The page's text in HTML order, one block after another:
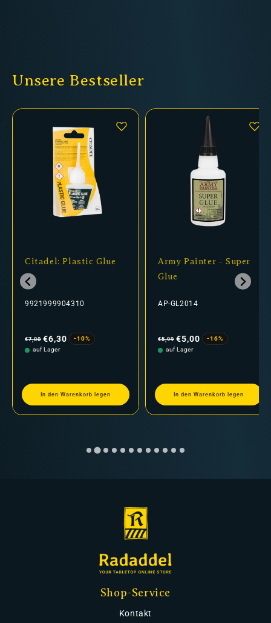
Unsere Bestseller
Citadel: Plastic Glue
9921999904310
Preis
€7,00 €6,30
-10%
auf Lager
In den Warenkorb legen
Army Painter - Super
Glue
AP-GL2014
Preis
€5,99 €5,00
-16%
auf Lager
In den Warenkorb legen
Shop-Service
Kontakt